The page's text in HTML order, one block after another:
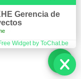
Gerencia de
Widget by ToChat.be